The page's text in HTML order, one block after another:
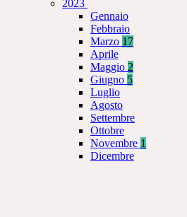
2023
Gennaio
Febbraio
Marzo 17
Aprile
Maggio 2
Giugno 5
Luglio
Agosto
Settembre
Ottobre
Novembre 1
Dicembre